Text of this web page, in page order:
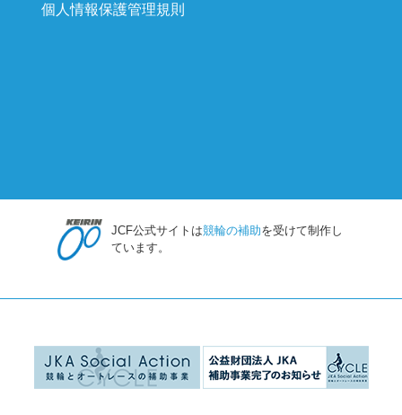
個人情報保護管理規則
JCF公式サイトは競輪の補助を受けて制作し
ています。